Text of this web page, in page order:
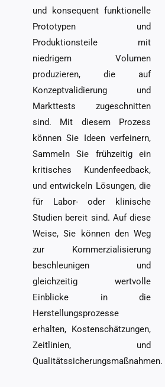
und konsequent funktionelle
Prototypen und
Produktionsteile mit
niedrigem Volumen
produzieren, die auf
Konzeptvalidierung und
Markttests zugeschnitten
sind. Mit diesem Prozess
können Sie Ideen verfeinern,
Sammeln Sie frühzeitig ein
kritisches Kundenfeedback,
und entwickeln Lösungen, die
für Labor- oder klinische
Studien bereit sind. Auf diese
Weise, Sie können den Weg
zur Kommerzialisierung
beschleunigen und
gleichzeitig wertvolle
Einblicke in die
Herstellungsprozesse
erhalten, Kostenschätzungen,
Zeitlinien, und
Qualitätssicherungsmaßnahmen.